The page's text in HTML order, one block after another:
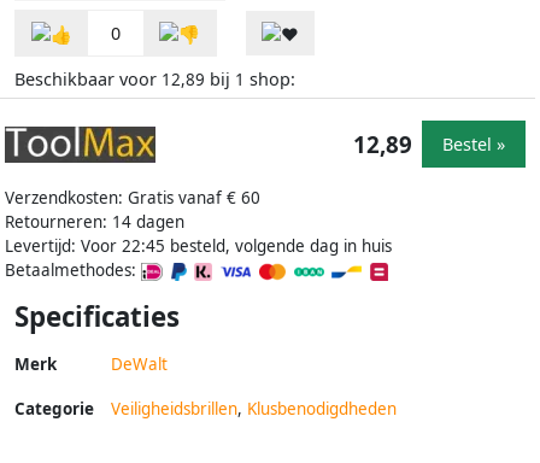
0
Beschikbaar voor 12,89 bij 1 shop:
Verzendkosten: Gratis vanaf € 60
Retourneren: 14 dagen
Levertijd: Voor 22:45 besteld, volgende dag in huis
Betaalmethodes:
12,89 Bestel »
Specificaties
Merk DeWalt
Categorie Veiligheidsbrillen, Klusbenodigdheden